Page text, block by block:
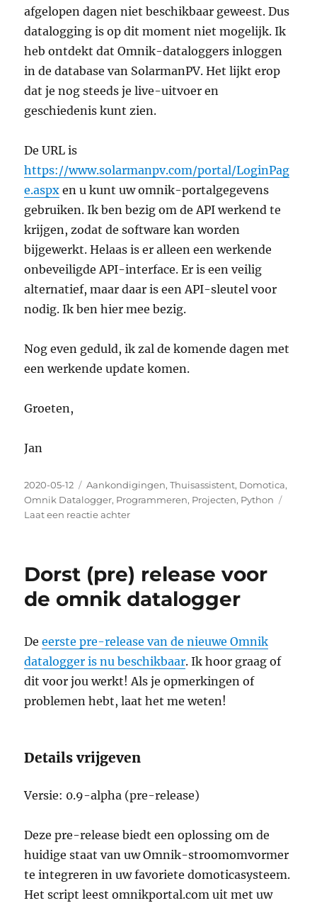
afgelopen dagen niet beschikbaar geweest. Dus
datalogging is op dit moment niet mogelijk. Ik
heb ontdekt dat Omnik-dataloggers inloggen
in de database van SolarmanPV. Het lijkt erop
dat je nog steeds je live-uitvoer en
geschiedenis kunt zien.
De URL is
https://www.solarmanpv.com/portal/LoginPag
e.aspx en u kunt uw omnik-portalgegevens
gebruiken. Ik ben bezig om de API werkend te
krijgen, zodat de software kan worden
bijgewerkt. Helaas is er alleen een werkende
onbeveiligde API-interface. Er is een veilig
alternatief, maar daar is een API-sleutel voor
nodig. Ik ben hier mee bezig.
Nog even geduld, ik zal de komende dagen met
een werkende update komen.
Groeten,
Jan
Geplaatst
op
2020-05-12 Categorieën
Aankondigingen,Thuisassistent, Domotica,
Omnik Datalogger, Programmeren, Projecten, Python
Laat een reactie achterop
Dorst (pre) release voor
de omnik datalogger
Deeerste pre-release van de nieuwe Omnik
datalogger is nu beschikbaar. Ik hoor graag of
dit voor jou werkt! Als je opmerkingen of
problemen hebt, laat het me weten!
Details vrijgeven
Versie: 0.9-alpha (pre-release)
Deze pre-release biedt een oplossing om de
huidige staat van uw Omnik-stroomomvormer
te integreren in uw favoriete domoticasysteem.
Het script leest omnikportal.com uit met uw